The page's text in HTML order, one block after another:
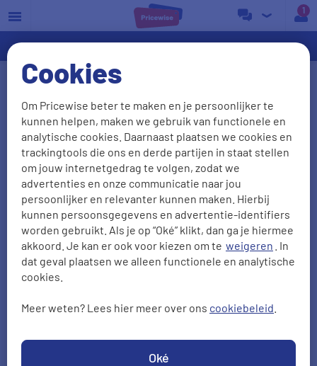
Cookies
Om Pricewise beter te maken en je persoonlijker te
kunnen helpen, maken we gebruik van functionele en
analytische cookies. Daarnaast plaatsen we cookies en
trackingtools die ons en derde partijen in staat stellen
om jouw internetgedrag te volgen, zodat we
advertenties en onze communicatie naar jou
persoonlijker en relevanter kunnen maken. Hierbij
kunnen persoonsgegevens en advertentie-identifiers
worden gebruikt. Als je op “Oké” klikt, dan ga je hiermee
akkoord. Je kan er ook voor kiezen om te weigeren . In
dat geval plaatsen we alleen functionele en analytische
cookies.
Meer weten? Lees hier meer over ons cookiebeleid
Oké
a
overstappers vergelijken
We waarderen het als onze klanten vertellen wat ze
van ons vinden. Het liefst zien we natuurlijk dat je
tevreden bent, maar ook kritiek is welkom: daar
leren we van! Zo kunnen we je in de toekomst
alleen maar beter van dienst zijn. Hieronder lees je
38011ervaringen metonze energievergelijker.
NPS Aanbevelen
Duidelijkheid